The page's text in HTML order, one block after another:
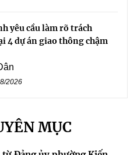
yêu cầu làm rõ trách
4 dự án giao thông chậm
2026
MỤC